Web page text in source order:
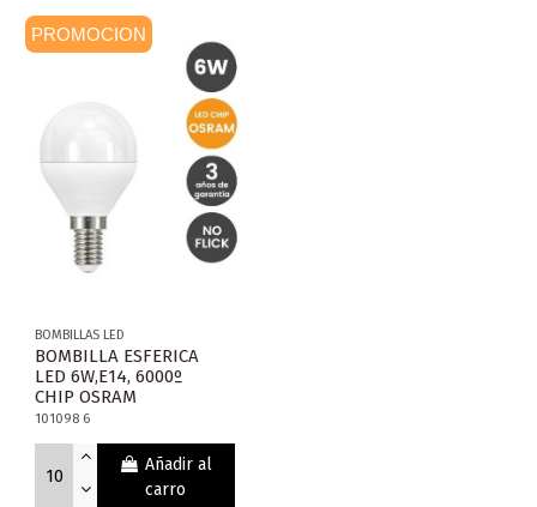
PROMOCION
BOMBILLAS LED
BOMBILLA ESFERICA
LED 6W,E14, 6000º
CHIP OSRAM
101098 6
Añadir al
carro